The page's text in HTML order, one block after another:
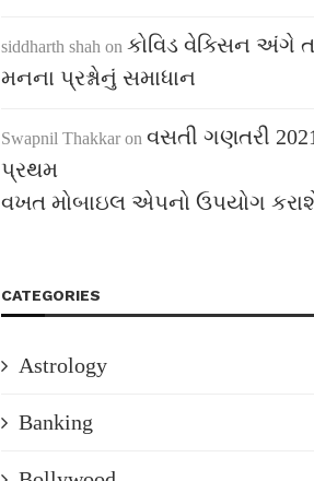
siddharth shah on કોવિડ વેક્સિન અંગે
મનના પ્રશ્નોનું સમાધાન
Swapnil Thakkar on વસતી ગણતરી
પ્રથમ
વખત મોબાઇલ એપનો ઉપયોગ
CATEGORIES
Astrology
Banking